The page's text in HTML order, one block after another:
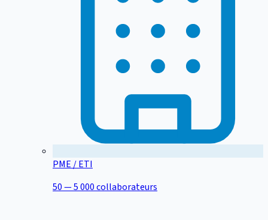
PME / ETI
50 — 5 000 collaborateurs